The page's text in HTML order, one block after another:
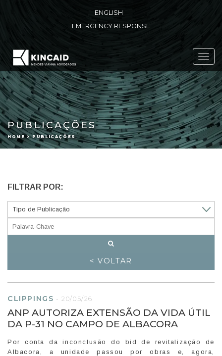
ENGLISH
EMERGENCY RESPONSE
PUBLICAÇÕES
HOME > PUBLICAÇÕES
FILTRAR POR:
< VOLTAR
CLIPPINGS - 20/05/26
ANP AUTORIZA EXTENSÃO DA VIDA ÚTIL
DA P-31 NO CAMPO DE ALBACORA
Por conta da inconclusão do bid de revitalização de
Albacora, a unidade passou por obras e, agora,